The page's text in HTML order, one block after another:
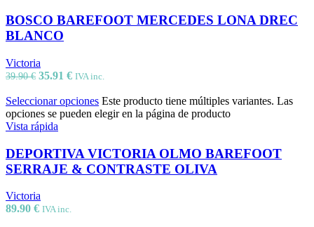
BOSCO BAREFOOT MERCEDES LONA DREC
BLANCO
Victoria
39.90€ 35.91 € IVA inc.
Seleccionar opciones Este producto tiene múltiples variantes. Las
opciones se pueden elegir en la página de producto
Vista rápida
DEPORTIVA VICTORIA OLMO BAREFOOT
SERRAJE & CONTRASTE OLIVA
Victoria
89.90 € IVA inc.